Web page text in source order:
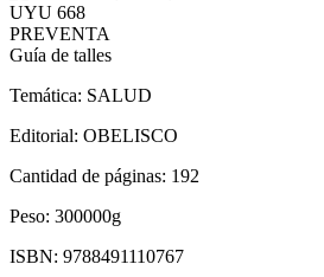
UYU 668
PREVENTA
Guía de talles
Temática: SALUD
Editorial: OBELISCO
Cantidad de páginas: 192
Peso: 300000g
ISBN: 9788491110767